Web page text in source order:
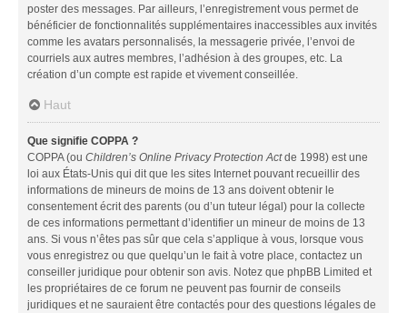
poster des messages. Par ailleurs, l’enregistrement vous permet de
bénéficier de fonctionnalités supplémentaires inaccessibles aux invités
comme les avatars personnalisés, la messagerie privée, l’envoi de
courriels aux autres membres, l’adhésion à des groupes, etc. La
création d’un compte est rapide et vivement conseillée.
Haut
Que signifie COPPA ?
COPPA (ou Children’s Online Privacy Protection Actde 1998) est une
loi aux États-Unis qui dit que les sites Internet pouvant recueillir des
informations de mineurs de moins de 13 ans doivent obtenir le
consentement écrit des parents (ou d’un tuteur légal) pour la collecte
de ces informations permettant d’identifier un mineur de moins de 13
ans. Si vous n’êtes pas sûr que cela s’applique à vous, lorsque vous
vous enregistrez ou que quelqu’un le fait à votre place, contactez un
conseiller juridique pour obtenir son avis. Notez que phpBB Limited et
les propriétaires de ce forum ne peuvent pas fournir de conseils
juridiques et ne sauraient être contactés pour des questions légales de